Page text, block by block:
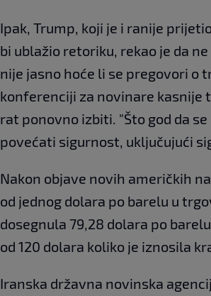
Ipak, Trump, koji je i ranije
bi ublažio retoriku, rekao je da
nije jasno hoće li se pregovori o
konferenciji za novinare kasnije
rat ponovno izbiti. "Što god da
povećati sigurnost, uključujući
Nakon objave novih američkih
od jednog dolara po barelu u
dosegnula 79,28 dolara po
od 120 dolara koliko je iznosila
Iranska državna novinska